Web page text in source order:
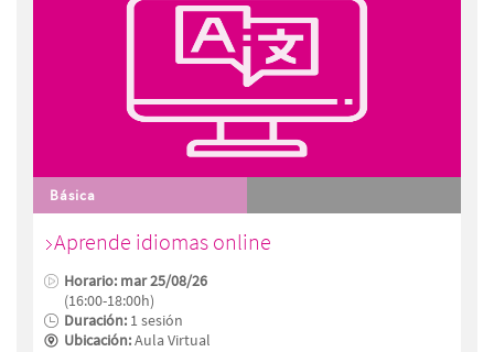
Básica
Aprende idiomas online
Horario: mar 25/08/26
(16:00-18:00h)
Duración: 1 sesión
Ubicación:Aula Virtual